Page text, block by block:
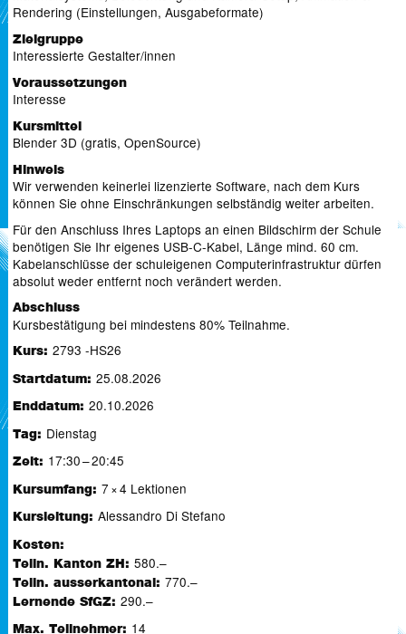
Rendering (Einstellungen, Ausgabeformate)
Zielgruppe
Interessierte Gestalter/innen
Voraussetzungen
Interesse
Kursmittel
Blender 3D (gratis, OpenSource)
Hinweis
Wir verwenden keinerlei lizenzierte Software, nach dem Kurs
können Sie ohne Einschränkungen selbständig weiter arbeiten.
Für den Anschluss Ihres Laptops an einen Bildschirm der Schule
benötigen Sie Ihr eigenes USB-C-Kabel, Länge mind. 60 cm.
Kabelanschlüsse der schuleigenen Computerinfrastruktur dürfen
absolut weder entfernt noch verändert werden.
Abschluss
Kursbestätigung bei mindestens 80% Teilnahme.
Kurs:2793 -HS26
Startdatum:25.08.2026
Enddatum:20.10.2026
Tag: Dienstag
Zeit: 17:30 – 20:45
Kursumfang:7 × 4 Lektionen
Kursleitung:Alessandro Di Stefano
Kosten:
Teiln. Kanton ZH:580.–
Teiln. ausserkantonal:770.–
Lernende SfGZ:290.–
Max. Teilnehmer: 14